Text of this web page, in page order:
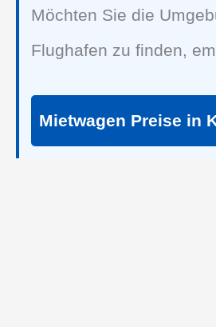
Möchten Sie die
Flughafen zu finden,
Mietwagen Preise in